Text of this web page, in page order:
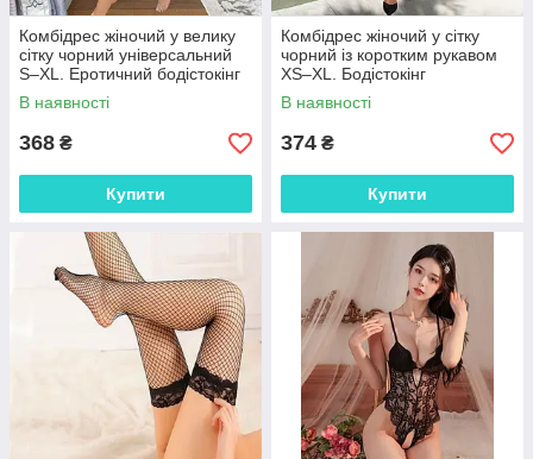
Комбідрес жіночий у велику
сітку чорний універсальний
S–XL. Еротичний бодістокінг
із відкритим декольте
В наявності
368 ₴
Купити
Комбідрес жіночий у сітку
чорний із коротким рукавом
XS–XL. Бодістокінг
еластичний безшовний із
геометричним візерунком
В наявності
374 ₴
Купити